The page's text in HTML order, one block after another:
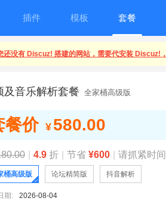
插件 模板 套餐
还没有 Discuz! 搭建的网站，需要代安装 Discuz!
及音乐解析套餐 全家桶高级版
餐价 ¥ 580.00
4.9 折 节省 ¥600 请抓紧时
桶高级版 论坛精简版 抖音解析
期:
2026-08-04